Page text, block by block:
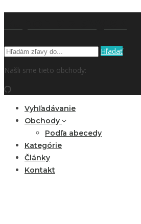
Hľadať
Našli sme tieto obchody:
Vyhľadávanie
Obchody
Podľa abecedy
Kategórie
Články
Kontakt